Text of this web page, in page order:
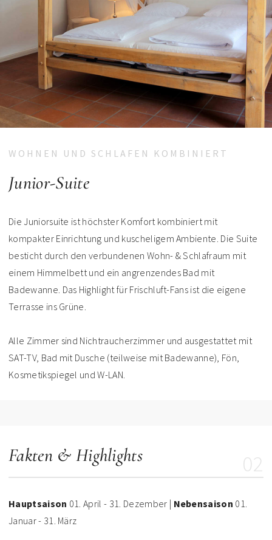
WOHNEN UND SCHLAFEN KOMBINIERT
Junior-Suite
Die Juniorsuite ist höchster Komfort kombiniert mit
kompakter Einrichtung und kuscheligem Ambiente. Die Suite
besticht durch den verbundenen Wohn- & Schlafraum mit
einem Himmelbett und ein angrenzendes Bad mit
Badewanne. Das Highlight für Frischluft-Fans ist die eigene
Terrasse ins Grüne.
Alle Zimmer sind Nichtraucherzimmer und ausgestattet mit
SAT-TV, Bad mit Dusche (teilweise mit Badewanne), Fön,
Kosmetikspiegel und W-LAN.
Fakten & Highlights 02
Hauptsaison 01. April - 31. Dezember | Nebensaison 01.
Januar - 31. März